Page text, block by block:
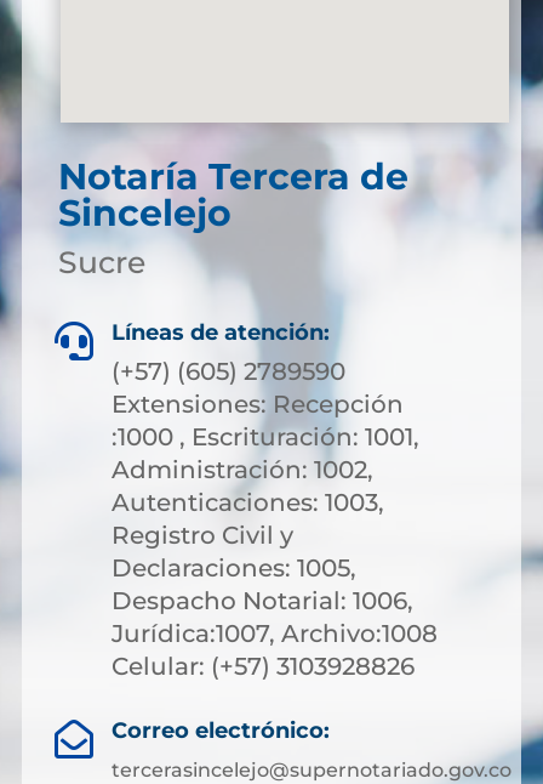
Notaría Tercera de
Sincelejo
Sucre
 Líneas de atención:
(+57) (605) 2789590
Extensiones: Recepción
:1000 , Escrituración: 1001,
Administración: 1002,
Autenticaciones: 1003,
Registro Civil y
Declaraciones: 1005,
Despacho Notarial: 1006,
Jurídica:1007, Archivo:1008
Celular: (+57) 3103928826
 Correo electrónico:
tercerasincelejo@supernotariado.gov.co